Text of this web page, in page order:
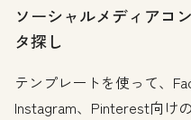
ソーシャルメディアコ
タ探し
テンプレートを使って、
Instagram、Pinterest向け